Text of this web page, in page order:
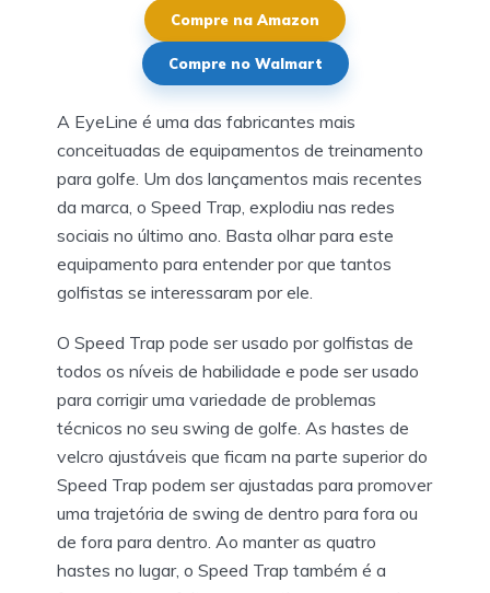
Compre na Amazon
Compre no Walmart
A EyeLine é uma das fabricantes mais
conceituadas de equipamentos de treinamento
para golfe. Um dos lançamentos mais recentes
da marca, o Speed Trap, explodiu nas redes
sociais no último ano. Basta olhar para este
equipamento para entender por que tantos
golfistas se interessaram por ele.
O Speed Trap pode ser usado por golfistas de
todos os níveis de habilidade e pode ser usado
para corrigir uma variedade de problemas
técnicos no seu swing de golfe. As hastes de
velcro ajustáveis que ficam na parte superior do
Speed Trap podem ser ajustadas para promover
uma trajetória de swing de dentro para fora ou
de fora para dentro. Ao manter as quatro
hastes no lugar, o Speed Trap também é a